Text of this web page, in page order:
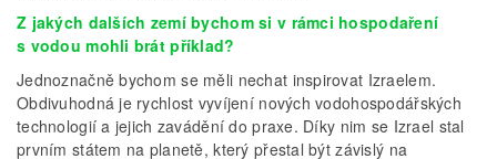
Z jakých dalších zemí bychom si v rámci hospodaření
s vodou mohli brát příklad?
Jednoznačně bychom se měli nechat inspirovat Izraelem.
Obdivuhodná je rychlost vyvíjení nových vodohospodářských
technologií a jejich zavádění do praxe. Díky nim se Izrael stal
prvním státem na planetě, který přestal být závislý na